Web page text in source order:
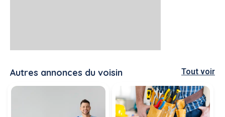
Autres annonces du voisin Tout voir